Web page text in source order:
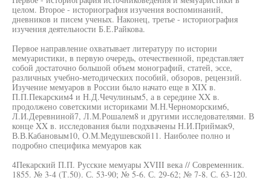
целом. Второе - историография изучения воспоминаний,
дневников и писем ученых. Наконец, третье - историография
изучения деятельности Б.Е.Райкова.
Первое направление охватывает литературу по истории
мемуаристики, в первую очередь, отечественной, представляет
собой достаточно большой объем монографий, статей, эссе,
различных учебно-методических пособий, обзоров, рецензий.
Изучение мемуаров в России было начато еще в XIX в.
П.П.Пекарским4 и Н.Д.Чечулиным5, а в середине XX в.
продолжено советскими историками М.Н.Черноморским6,
Л.И.Деревниной7, Л.М.Рошалем8 и другими исследователями. В
конце XX в. исследования были подхвачены Н.И.Приймак9,
В.В.Кабановым10, О.М.Медушевской11. Наиболее полно и
подробно специфика мемуаров как
4Пекарский П.П. Русские мемуары XVIII века // Современник.
1855. № 3-4 (Т.50). С. 53-90; № 5-6. С. 29-62; № 7-8. С. 63-120.